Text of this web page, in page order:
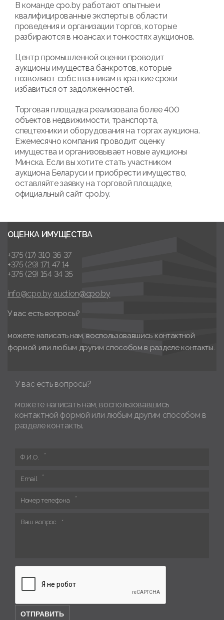
В команде cpo.by работают опытные и
квалифицированные эксперты в области
проведения и организации торгов, которые
разбираются в нюансах и тонкостях аукционов.
Центр промышленной оценки проводит
аукционы имущества банкротов, которые
позволяют собственникам в краткие сроки
избавиться от задолженностей.
Торговая площадка реализовала более 400
объектов недвижимости, транспорта,
спецтехники и оборудования на торгах аукциона.
Ежемесячно компания проводит оценку
имущества и организовывает новые аукционы
Минска. Если вы хотите стать участником
аукциона Беларуси и приобрести имущество,
оставляйте заявку на торговой площадке,
официальный сайт cpo.by.
ОЦЕНКА ИМУЩЕСТВА
+375 (17) 310 36 37
+375 (29) 171 47 14
+375 (29) 154 34 35
info@cpo.by auction@cpo.by
У вас есть вопросы?
можете написать нам, воспользовавшись контактной
формой или любым другим способом в разделе контакты.
У вас есть вопросы?
можете написать нам, воспользовавшись
контактной формой или любым другим способом в
разделе контакты.
Ф.И.О.
Email
Номер телефона
Ваш вопрос